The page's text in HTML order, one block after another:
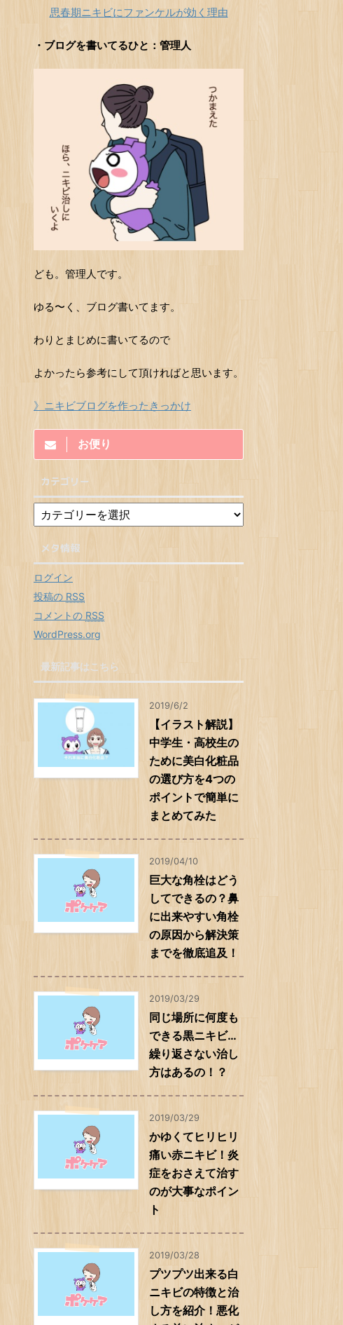
思春期ニキビにファンケルが効く理由
・ブログを書いてるひと：管理人
ども。管理人です。
ゆる〜く、ブログ書いてます。
わりとまじめに書いてるので
よかったら参考にして頂ければと思います。
》ニキビブログを作ったきっかけ
お便り
カテゴリー
メタ情報
ログイン
投稿の RSS
コメントの RSS
WordPress.org
最新記事はこちら
2019/6/2
【イラスト解説】
中学生・高校生の
ために美白化粧品
の選び方を4つの
ポイントで簡単に
まとめてみた
2019/04/10
巨大な角栓はどう
してできるの？鼻
に出来やすい角栓
の原因から解決策
までを徹底追及！
2019/03/29
同じ場所に何度も
できる黒ニキビ…
繰り返さない治し
方はあるの！？
2019/03/29
かゆくてヒリヒリ
痛い赤ニキビ！炎
症をおさえて治す
のが大事なポイン
ト
2019/03/28
プツプツ出来る白
ニキビの特徴と治
し方を紹介！悪化